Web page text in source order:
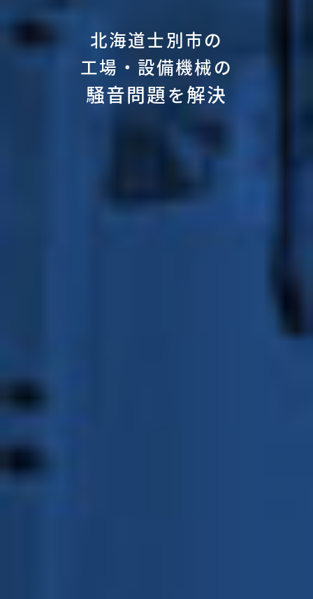
北海道士別市の
工場・設備機械の
騒音問題を解決